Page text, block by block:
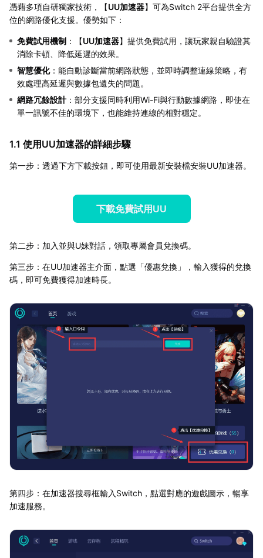
憑藉多項自研獨家技術，【UU加速器】可為Switch 2平台提供全方
位的網路優化支援。優勢如下：
免費試用機制 ：【UU加速器】提供免費試用，讓玩家親自驗證其
消除卡頓、降低延遲的效果。
智慧優化：能自動診斷當前網路狀態，並即時調整連線策略，有
效處理高延遲與數據包遺失的問題。
網路冗餘設計：部分支援同時利用Wi-Fi與行動數據網路，即使在
單一訊號不佳的環境下，也能維持連線的相對穩定。
1.1 使用UU加速器的詳細步驟
第一步：透過下方下載按鈕，即可使用最新安裝檔安裝UU加速器。
下載免費試用UU
第二步：加入並與U妹對話，領取專屬會員兌換碼。
第三步：在UU加速器主介面，點選「優惠兌換」，輸入獲得的兌換
碼，即可免費獲得加速時長。
第四步：在加速器搜尋框輸入Switch，點選對應的遊戲圖示，暢享
加速服務。